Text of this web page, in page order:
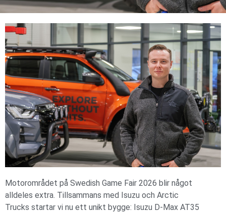
Motorområdet på Swedish Game Fair 2026 blir något
alldeles extra. Tillsammans med Isuzu och Arctic
Trucks startar vi nu ett unikt bygge: Isuzu D-Max AT35